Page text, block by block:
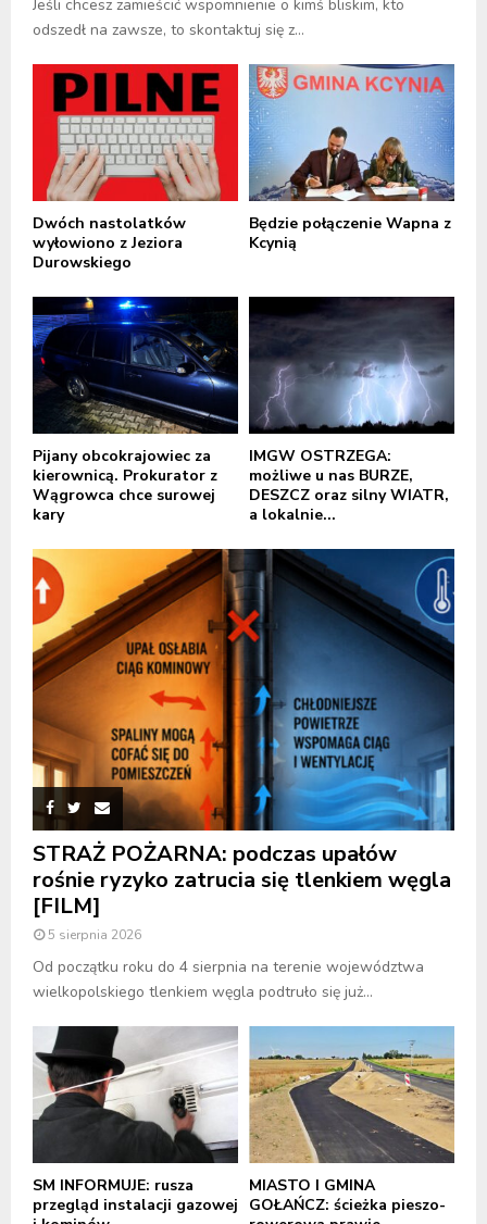
Jeśli chcesz zamieścić wspomnienie o kimś bliskim, kto
odszedł na zawsze, to skontaktuj się z...
Dwóch nastolatków
wyłowiono z Jeziora
Durowskiego
Będzie połączenie Wapna z
Kcynią
Pijany obcokrajowiec za
kierownicą. Prokurator z
Wągrowca chce surowej
kary
IMGW OSTRZEGA:
możliwe u nas BURZE,
DESZCZ oraz silny WIATR,
a lokalnie...
STRAŻ POŻARNA: podczas upałów
rośnie ryzyko zatrucia się tlenkiem węgla
[FILM]
5 sierpnia 2026
Od początku roku do 4 sierpnia na terenie województwa
wielkopolskiego tlenkiem węgla podtruło się już...
SM INFORMUJE: rusza
przegląd instalacji gazowej
MIASTO I GMINA
GOŁAŃCZ: ścieżka pieszo-